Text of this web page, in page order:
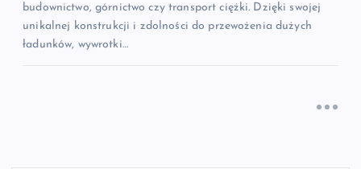
budownictwo, górnictwo czy transport ciężki. Dzięki swojej
unikalnej konstrukcji i zdolności do przewożenia dużych
ładunków, wywrotki…